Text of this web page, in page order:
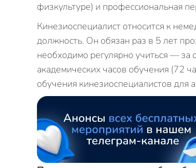
физкультуре) и профессиональная
Кинезиоспециалист относится к
должность. Он обязан раз в 5 лет
необходимо регулярно учиться —
академических часов обучения (72
обучения кинезиоспециалистов для